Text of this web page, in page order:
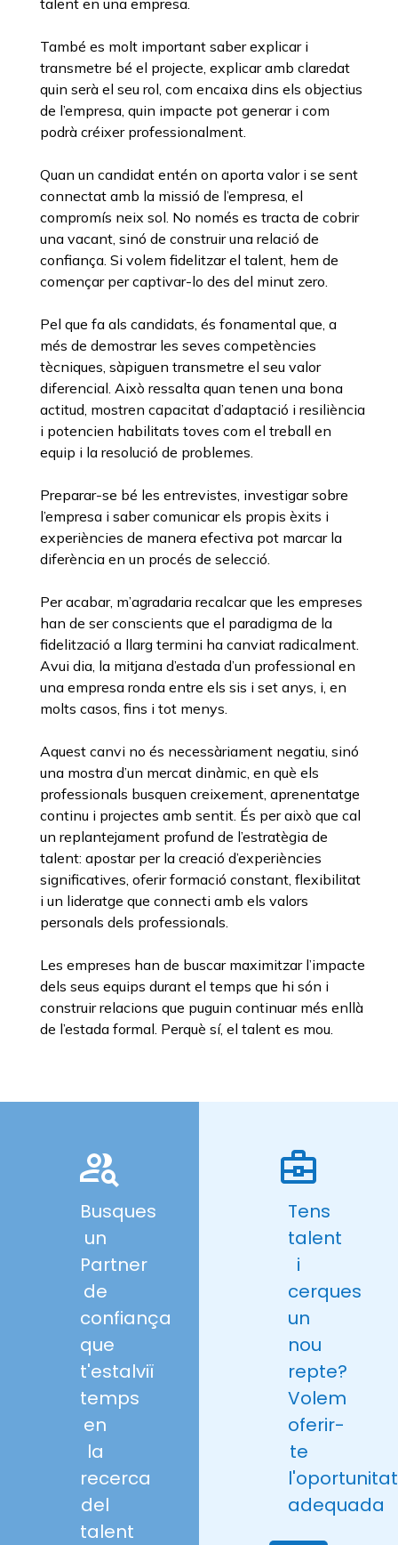
talent en una empresa.
També es molt important saber explicar i
transmetre bé el projecte, explicar amb claredat
quin serà el seu rol, com encaixa dins els objectius
de l’empresa, quin impacte pot generar i com
podrà créixer professionalment.
Quan un candidat entén on aporta valor i se sent
connectat amb la missió de l’empresa, el
compromís neix sol. No només es tracta de cobrir
una vacant, sinó de construir una relació de
confiança. Si volem fidelitzar el talent, hem de
començar per captivar-lo des del minut zero.
Pel que fa als candidats, és fonamental que, a
més de demostrar les seves competències
tècniques, sàpiguen transmetre el seu valor
diferencial. Això ressalta quan tenen una bona
actitud, mostren capacitat d’adaptació i resiliència
i potencien habilitats toves com el treball en
equip i la resolució de problemes.
Preparar-se bé les entrevistes, investigar sobre
l’empresa i saber comunicar els propis èxits i
experiències de manera efectiva pot marcar la
diferència en un procés de selecció.
Per acabar, m’agradaria recalcar que les empreses
han de ser conscients que el paradigma de la
fidelització a llarg termini ha canviat radicalment.
Avui dia, la mitjana d’estada d’un professional en
una empresa ronda entre els sis i set anys, i, en
molts casos, fins i tot menys.
Aquest canvi no és necessàriament negatiu, sinó
una mostra d’un mercat dinàmic, en què els
professionals busquen creixement, aprenentatge
continu i projectes amb sentit. És per això que cal
un replantejament profund de l’estratègia de
talent: apostar per la creació d’experiències
significatives, oferir formació constant, flexibilitat
i un lideratge que connecti amb els valors
personals dels professionals.
Les empreses han de buscar maximitzar l’impacte
dels seus equips durant el temps que hi són i
construir relacions que puguin continuar més enllà
de l’estada formal. Perquè sí, el talent es mou.
Busques
un
Partner
de
confiança
que
t'estalviï
temps
en
la
recerca
del
talent
Tens
talent
i
cerques
un
nou
repte?
Volem
oferir-
te
l'oportunitat
adequada